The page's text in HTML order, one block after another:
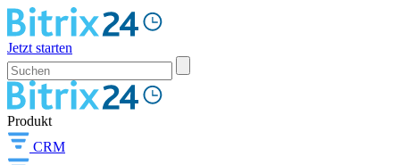
Jetzt starten
Produkt
CRM